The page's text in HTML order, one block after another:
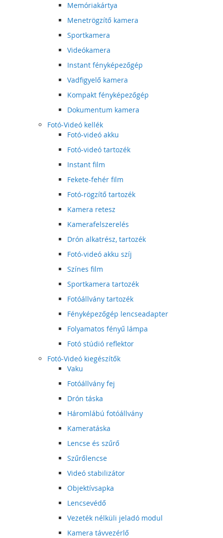
Memóriakártya
Menetrögzítő kamera
Sportkamera
Videókamera
Instant fényképezőgép
Vadfigyelő kamera
Kompakt fényképezőgép
Dokumentum kamera
Fotó-Videó kellék
Fotó-videó akku
Fotó-videó tartozék
Instant film
Fekete-fehér film
Fotó-rögzítő tartozék
Kamera retesz
Kamerafelszerelés
Drón alkatrész, tartozék
Fotó-videó akku szíj
Színes film
Sportkamera tartozék
Fotóállvány tartozék
Fényképezőgép lencseadapter
Folyamatos fényű lámpa
Fotó stúdió reflektor
Fotó-Videó kiegészítők
Vaku
Fotóállvány fej
Drón táska
Háromlábú fotóállvány
Kameratáska
Lencse és szűrő
Szűrőlencse
Videó stabilizátor
Objektívsapka
Lencsevédő
Vezeték nélküli jeladó modul
Kamera távvezérlő